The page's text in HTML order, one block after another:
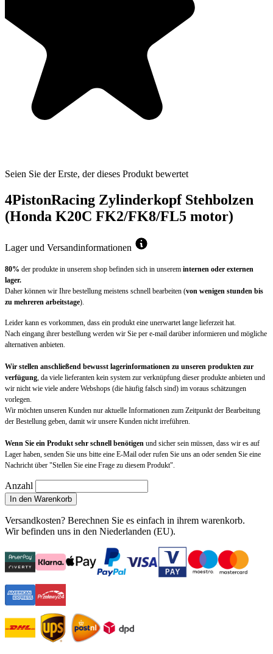
Seien Sie der Erste, der dieses Produkt bewertet
4PistonRacing Zylinderkopf Stehbolzen
(Honda K20C FK2/FK8/FL5 motor)
Lager und Versandinformationen
80% der produkte in unserem shop befinden sich in unserem internen oder externen
lager.
Daher können wir Ihre bestellung meistens schnell bearbeiten (von wenigen stunden bis
zu mehreren arbeitstage).
Leider kann es vorkommen, dass ein produkt eine unerwartet lange lieferzeit hat.
Nach eingang ihrer bestellung werden wir Sie per e-mail darüber informieren und mögliche
alternativen anbieten.
Wir stellen anschließend bewusst lagerinformationen zu unseren produkten zur
verfügung, da viele lieferanten kein system zur verknüpfung dieser produkte anbieten und
wir nicht wie viele andere Webshops (die häufig falsch sind) im voraus schätzungen
vorlegen.
Wir möchten unseren Kunden nur aktuelle Informationen zum Zeitpunkt der Bearbeitung
der Bestellung geben, damit wir unsere Kunden nicht irreführen.
Wenn Sie ein Produkt sehr schnell benötigen und sicher sein müssen, dass wir es auf
Lager haben, senden Sie uns bitte eine E-Mail oder rufen Sie uns an oder senden Sie eine
Nachricht über "Stellen Sie eine Frage zu diesem Produkt".
Anzahl
In den Warenkorb
Versandkosten? Berechnen Sie es einfach in ihrem warenkorb.
Wir befinden uns in den Niederlanden (EU).